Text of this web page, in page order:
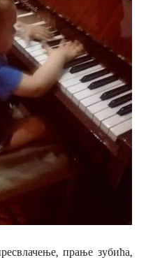
прање зубића,